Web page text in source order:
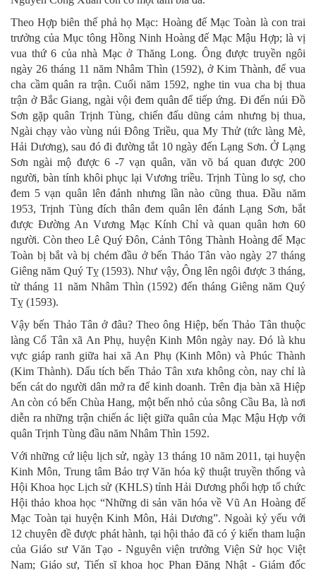
Theo Hợp biên thế phả họ Mạc: Hoàng đế Mạc Toàn là con trai
trưởng của Mục tông Hồng Ninh Hoàng đế Mạc Mậu Hợp; là vị
vua thứ 6 của nhà Mạc ở Thăng Long. Ông được truyền ngôi
ngày 26 tháng 11 năm Nhâm Thìn (1592), ở Kim Thành, để vua
cha cầm quân ra trận. Cuối năm 1592, nghe tin vua cha bị thua
trận ở Bắc Giang, ngài vội đem quân để tiếp ứng. Đi đến núi Đồ
Sơn gặp quân Trịnh Tùng, chiến đấu dũng cảm nhưng bị thua,
Ngài chạy vào vùng núi Đông Triều, qua My Thử (tức làng Mè,
Hải Dương), sau đó đi đường tắt 10 ngày đến Lạng Sơn. Ở Lạng
Sơn ngài mộ được 6 -7 vạn quân, văn võ bá quan được 200
người, bàn tính khôi phục lại Vương triều. Trịnh Tùng lo sợ, cho
đem 5 vạn quân lên đánh nhưng lần nào cũng thua. Đầu năm
1953, Trịnh Tùng đích thân đem quân lên đánh Lạng Sơn, bắt
được Đường An Vương Mạc Kính Chỉ và quan quân hơn 60
người. Còn theo Lê Quý Đôn, Cảnh Tông Thành Hoàng đế Mạc
Toàn bị bắt và bị chém đầu ở bến Thảo Tân vào ngày 27 tháng
Giêng năm Quý Tỵ (1593). Như vậy, Ông lên ngôi được 3 tháng,
từ tháng 11 năm Nhâm Thìn (1592) đến tháng Giêng năm Quý
Tỵ (1593).
Vậy bến Thảo Tân ở đâu? Theo ông Hiệp, bến Thảo Tân thuộc
làng Cổ Tân xã An Phụ, huyện Kinh Môn ngày nay. Đó là khu
vực giáp ranh giữa hai xã An Phụ (Kinh Môn) và Phúc Thành
(Kim Thành). Dấu tích bến Thảo Tân xưa không còn, nay chỉ là
bến cát do người dân mở ra để kinh doanh. Trên địa bàn xã Hiệp
An còn có bến Chùa Hang, một bến nhỏ của sông Cầu Ba, là nơi
diễn ra những trận chiến ác liệt giữa quân của Mạc Mậu Hợp với
quân Trịnh Tùng đầu năm Nhâm Thìn 1592.
Với những cứ liệu lịch sử, ngày 13 tháng 10 năm 2011, tại huyện
Kinh Môn, Trung tâm Bảo trợ Văn hóa kỹ thuật truyền thống và
Hội Khoa học Lịch sử (KHLS) tỉnh Hải Dương phối hợp tổ chức
Hội thảo khoa học “Những di sản văn hóa về Vũ An Hoàng đế
Mạc Toàn tại huyện Kinh Môn, Hải Dương”. Ngoài kỷ yếu với
12 chuyên đề được phát hành, tại hội thảo đã có ý kiến tham luận
của Giáo sư Văn Tạo - Nguyên viện trưởng Viện Sử học Việt
Nam; Giáo sư, Tiến sĩ khoa học Phan Đăng Nhật - Giám đốc